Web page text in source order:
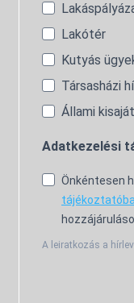
Lakótér
Kutyás
Társasházi
Állami
Adatkezelési
Önkéntesen
A leiratkozás a